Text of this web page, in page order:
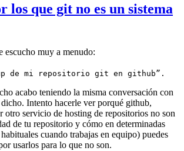
los que git no es un sistema
escucho muy a menudo:
de mi repositorio git en github”.
acabo teniendo la misma conversación con
Intento hacerle ver porqué github,
otro servicio de hosting de repositorios no son
de tu repositorio y cómo en determinadas
cuando trabajas en equipo) puedes
usarlos para lo que no son.